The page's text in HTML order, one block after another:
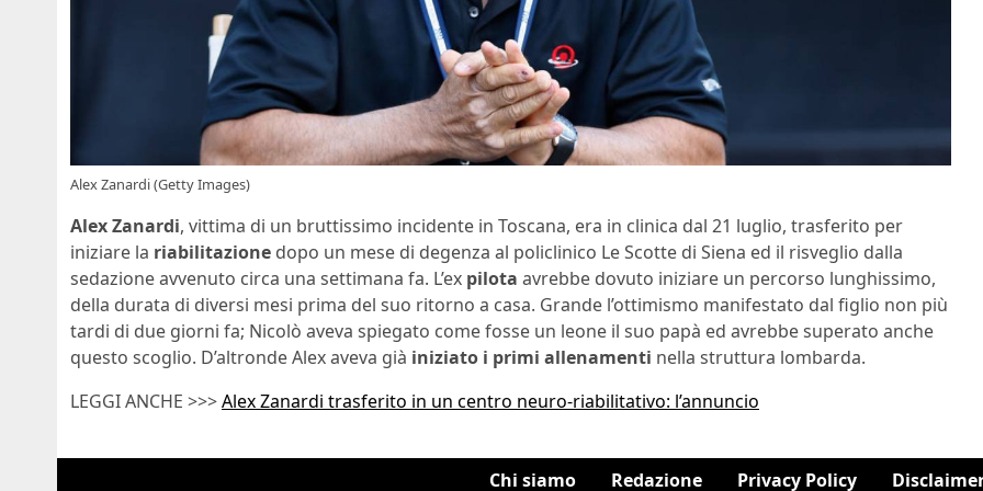
Alex Zanardi (Getty Images)
Alex Zanardi, vittima di un bruttissimo incidente in Toscana, era in clinica dal 21 luglio, trasferito per
iniziare la riabilitazione dopo un mese di degenza al policlinico Le Scotte di Siena ed il risveglio dalla
sedazione avvenuto circa una settimana fa. L’ex pilota avrebbe dovuto iniziare un percorso lunghissimo,
della durata di diversi mesi prima del suo ritorno a casa. Grande l’ottimismo manifestato dal figlio non più
tardi di due giorni fa; Nicolò aveva spiegato come fosse un leone il suo papà ed avrebbe superato anche
questo scoglio. D’altronde Alex aveva già iniziato i primi allenamenti nella struttura lombarda.
LEGGI ANCHE >>>Alex Zanardi trasferito in un centro neuro-riabilitativo: l’annuncio
Chi siamo Redazione Privacy Policy